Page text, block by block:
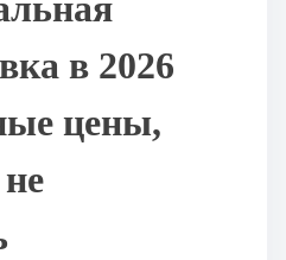
в 2026
цены,